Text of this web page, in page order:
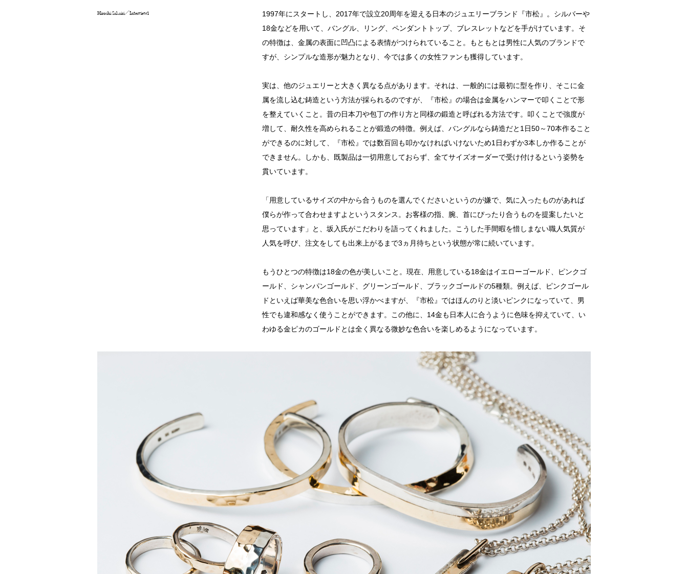
Hiroshi Sakairi／Interview1
1997年にスタートし、2017年で設立20周年を迎える日本のジュエリーブランド『市松』。シルバーや
18金などを用いて、バングル、リング、ペンダントトップ、ブレスレットなどを手がけています。そ
の特徴は、金属の表面に凹凸による表情がつけられていること。もともとは男性に人気のブランドで
すが、シンプルな造形が魅力となり、今では多くの女性ファンも獲得しています。
実は、他のジュエリーと大きく異なる点があります。それは、一般的には最初に型を作り、そこに金
属を流し込む鋳造という方法が採られるのですが、『市松』の場合は金属をハンマーで叩くことで形
を整えていくこと。昔の日本刀や包丁の作り方と同様の鍛造と呼ばれる方法です。叩くことで強度が
増して、耐久性を高められることが鍛造の特徴。例えば、バングルなら鋳造だと1日50～70本作ること
ができるのに対して、『市松』では数百回も叩かなければいけないため1日わずか3本しか作ることが
できません。しかも、既製品は一切用意しておらず、全てサイズオーダーで受け付けるという姿勢を
貫いています。
「用意しているサイズの中から合うものを選んでくださいというのが嫌で、気に入ったものがあれば
僕らが作って合わせますよというスタンス。お客様の指、腕、首にぴったり合うものを提案したいと
思っています」と、坂入氏がこだわりを語ってくれました。こうした手間暇を惜しまない職人気質が
人気を呼び、注文をしても出来上がるまで3ヵ月待ちという状態が常に続いています。
もうひとつの特徴は18金の色が美しいこと。現在、用意している18金はイエローゴールド、ピンクゴ
ールド、シャンパンゴールド、グリーンゴールド、ブラックゴールドの5種類。例えば、ピンクゴール
ドといえば華美な色合いを思い浮かべますが、『市松』ではほんのりと淡いピンクになっていて、男
性でも違和感なく使うことができます。この他に、14金も日本人に合うように色味を抑えていて、い
わゆる金ピカのゴールドとは全く異なる微妙な色合いを楽しめるようになっています。